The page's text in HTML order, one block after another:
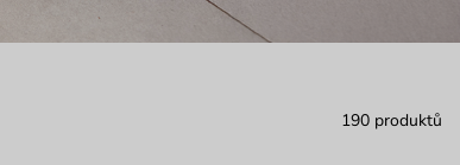
190 produktů